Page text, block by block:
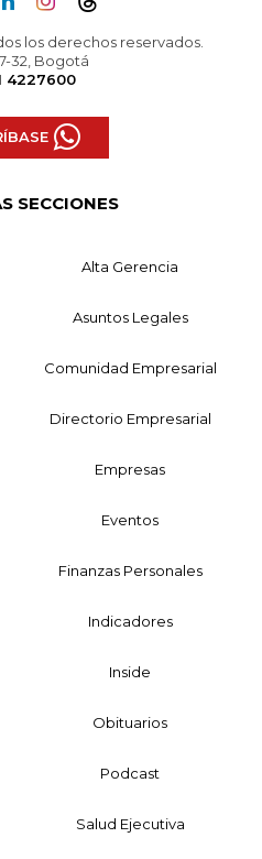
los derechos reservados.
32, Bogotá
4227600
SECCIONES
Alta Gerencia
Asuntos Legales
Comunidad Empresarial
Directorio Empresarial
Empresas
Eventos
Finanzas Personales
Indicadores
Inside
Obituarios
Podcast
Salud Ejecutiva